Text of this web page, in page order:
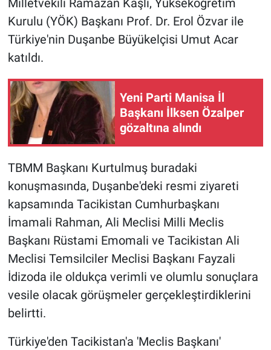
Milletvekili Ramazan Kaşlı, Yükseköğretim
Kurulu (YÖK) Başkanı Prof. Dr. Erol Özvar ile
Türkiye'nin Duşanbe Büyükelçisi Umut Acar
katıldı.
Yeni Parti Manisa İl
Başkanı İlksen Özalper
gözaltına alındı
TBMM Başkanı Kurtulmuş buradaki
konuşmasında, Duşanbe'deki resmi ziyareti
kapsamında Tacikistan Cumhurbaşkanı
İmamali Rahman, Ali Meclisi Milli Meclis
Başkanı Rüstami Emomali ve Tacikistan Ali
Meclisi Temsilciler Meclisi Başkanı Fayzali
İdizoda ile oldukça verimli ve olumlu sonuçlara
vesile olacak görüşmeler gerçekleştirdiklerini
belirtti.
Türkiye'den Tacikistan'a 'Meclis Başkanı'